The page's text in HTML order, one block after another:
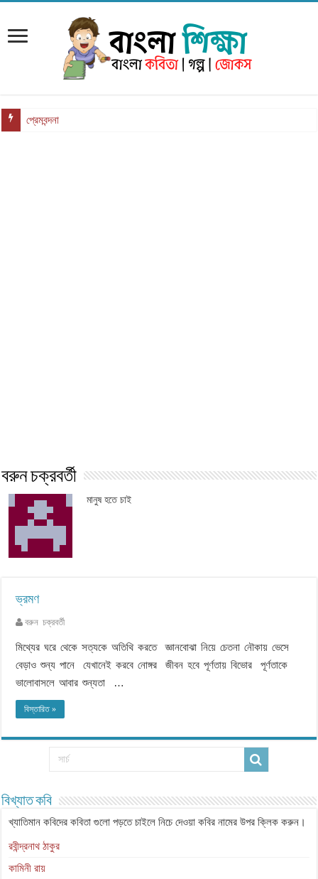
প্রেমবন্দনা
বরুন চক্রবর্তী
মানুষ হতে চাই
ভ্রমণ
বরুন চক্রবর্তী
মিথ্যের ঘরে থেকে সত্যকে অতিথি করতে জ্ঞানবোঝা নিয়ে চেতনা নৌকায় ভেসে
বেড়াও শুন্য পানে যেখানেই করবে নোঙ্গর জীবন হবে পূর্ণতায় বিভোর পূর্ণতাকে
ভালোবাসলে আবার শুন্যতা …
বিস্তারিত »
বিখ্যাত কবি
খ্যাতিমান কবিদের কবিতা গুলো পড়তে চাইলে নিচে দেওয়া কবির নামের উপর ক্লিক করুন।
রবীন্দ্রনাথ ঠাকুর
কামিনী রায়